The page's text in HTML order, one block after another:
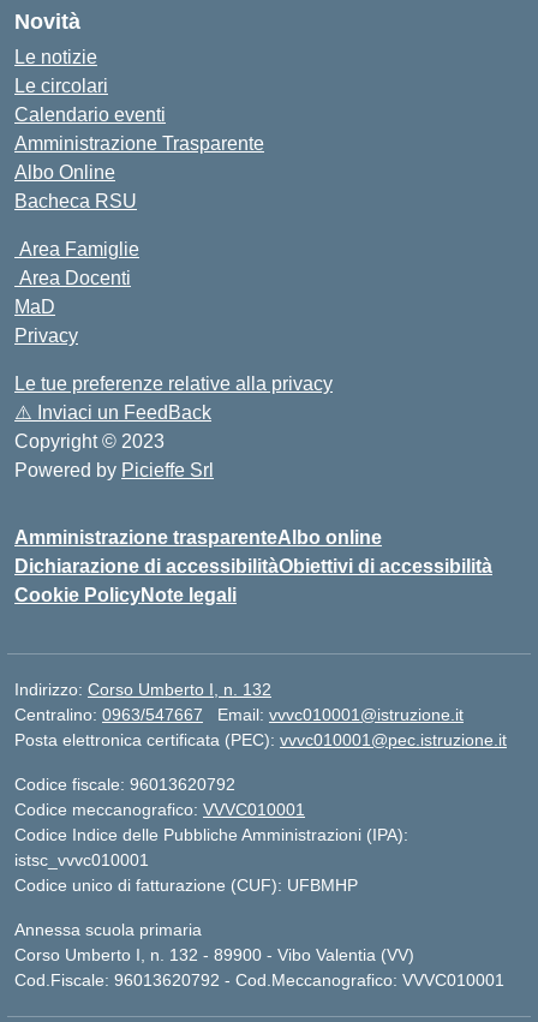
Novità
Le notizie
Le circolari
Calendario eventi
Amministrazione Trasparente
Albo Online
Bacheca RSU
Area Famiglie
Area Docenti
MaD
Privacy
Le tue preferenze relative alla privacy
⚠️ Inviaci un FeedBack
Copyright © 2023
Powered by Picieffe Srl
Amministrazione trasparenteAlbo online
Dichiarazione di accessibilitàObiettivi di accessibilità
Cookie PolicyNote legali
Indirizzo: Corso Umberto I, n. 132
Centralino: 0963/547667 Email: vvvc010001@istruzione.it
Posta elettronica certificata (PEC): vvvc010001@pec.istruzione.it
Codice fiscale: 96013620792
Codice meccanografico: VVVC010001
Codice Indice delle Pubbliche Amministrazioni (IPA):
istsc_vvvc010001
Codice unico di fatturazione (CUF): UFBMHP
Annessa scuola primaria
Corso Umberto I, n. 132 - 89900 - Vibo Valentia (VV)
Cod.Fiscale: 96013620792 - Cod.Meccanografico: VVVC010001